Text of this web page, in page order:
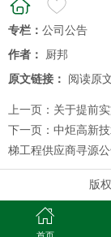
专栏： 公司公告
作者：
厨邦
原文链接：
阅读原
上一页： 关于提前
下一页： 中炬高新
梯工程供应商寻源
版